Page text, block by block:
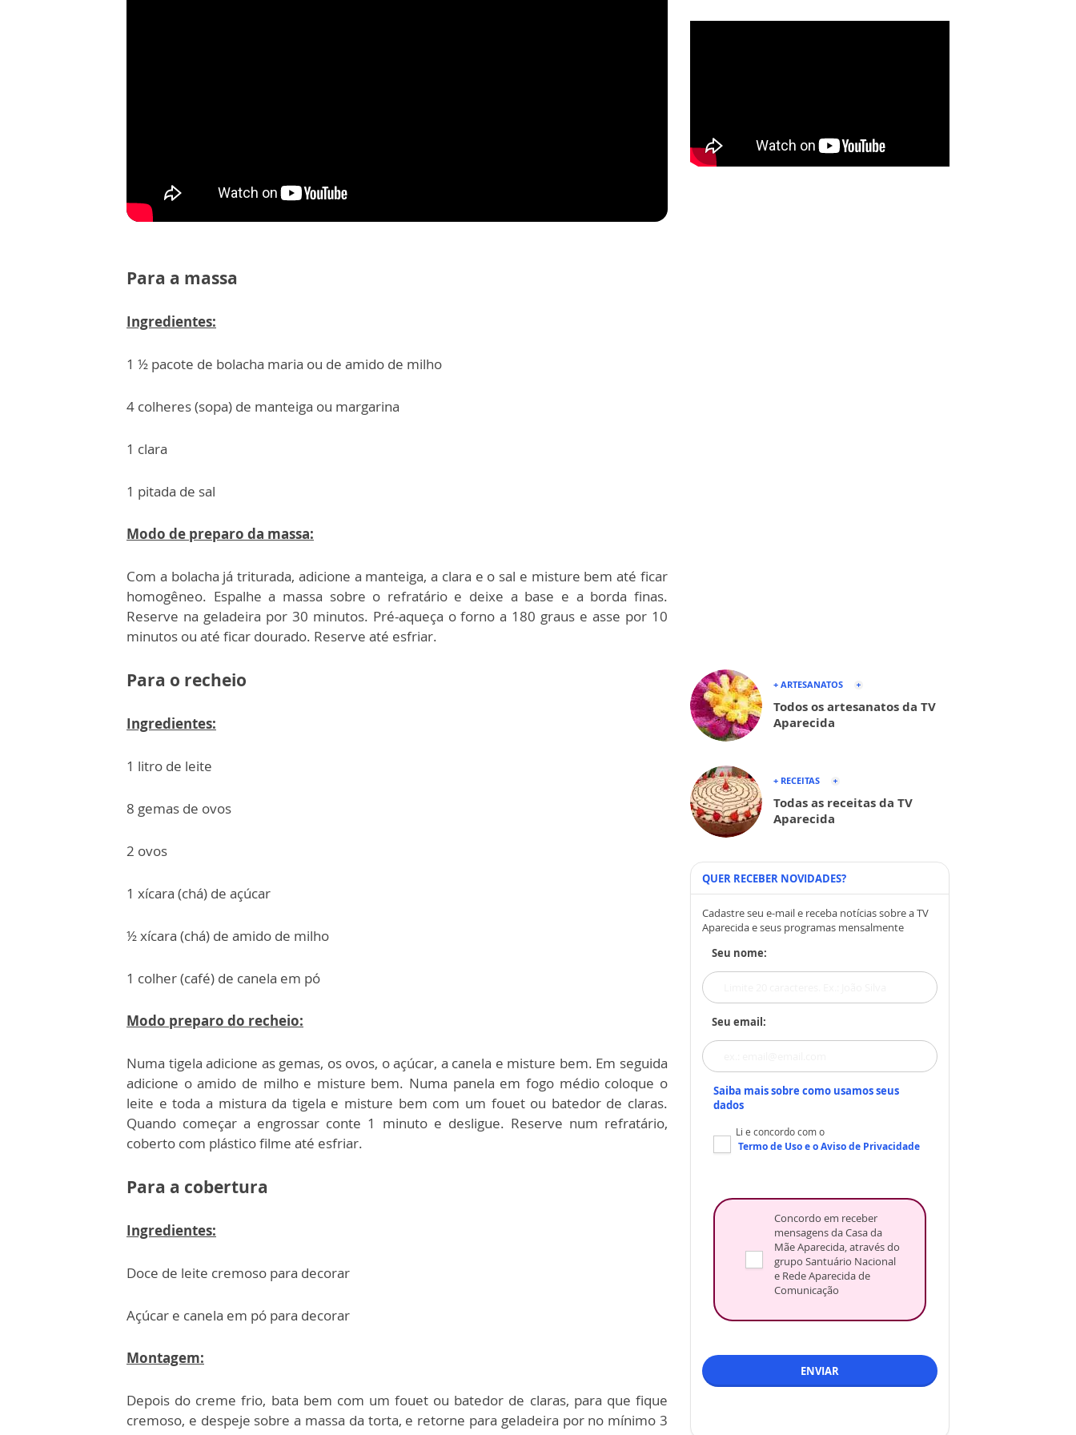
Para a massa
Ingredientes:
1 ½ pacote de bolacha maria ou de amido de milho
4 colheres (sopa) de manteiga ou margarina
1 clara
1 pitada de sal
Modo de preparo da massa:
Com a bolacha já triturada, adicione a manteiga, a clara e o sal e misture bem até ficar
homogêneo. Espalhe a massa sobre o refratário e deixe a base e a borda finas.
Reserve na geladeira por 30 minutos. Pré-aqueça o forno a 180 graus e asse por 10
minutos ou até ficar dourado. Reserve até esfriar.
Para o recheio
Ingredientes:
1 litro de leite
8 gemas de ovos
2 ovos
1 xícara (chá) de açúcar
½ xícara (chá) de amido de milho
1 colher (café) de canela em pó
Modo preparo do recheio:
Numa tigela adicione as gemas, os ovos, o açúcar, a canela e misture bem. Em seguida
adicione o amido de milho e misture bem. Numa panela em fogo médio coloque o
leite e toda a mistura da tigela e misture bem com um fouet ou batedor de claras.
Quando começar a engrossar conte 1 minuto e desligue. Reserve num refratário,
coberto com plástico filme até esfriar.
Para a cobertura
Ingredientes:
Doce de leite cremoso para decorar
Açúcar e canela em pó para decorar
Montagem:
Depois do creme frio, bata bem com um fouet ou batedor de claras, para que fique
cremoso, e despeje sobre a massa da torta, e retorne para geladeira por no mínimo 3
+ ARTESANATOS
Todos os artesanatos da TV
Aparecida
+ RECEITAS
Todas as receitas da TV
Aparecida
QUER RECEBER NOVIDADES?
Cadastre seu e-mail e receba notícias sobre a TV
Aparecida e seus programas mensalmente
Seu nome:
Seu email:
Saiba mais sobre como usamos seus
dados
Li e concordo com o
Termo de Usoe oAviso de Privacidade
Concordo em receber
mensagens da Casa da
Mãe Aparecida, através do
grupo Santuário Nacional
e Rede Aparecida de
Comunicação
ENVIAR